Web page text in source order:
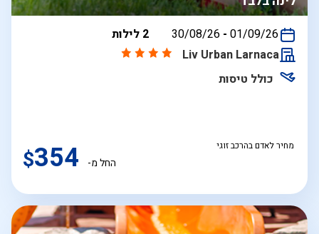
בין
30/08/26 - 01/09/26
2 לילות
Liv Urban Larnaca
כולל טיסות
מחיר לאדם בהרכב זוגי
החל מ- $354